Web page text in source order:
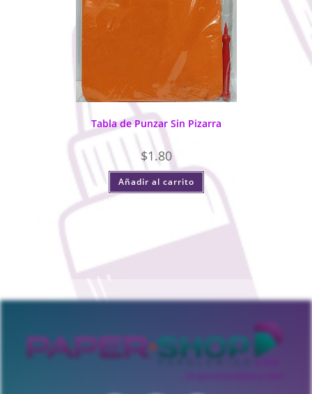
Tabla de Punzar Sin Pizarra
$1.80
Añadir al carrito